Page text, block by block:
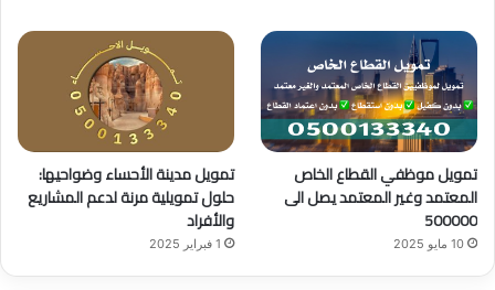
تمويل موظفي القطاع الخاص
المعتمد وغير المعتمد يصل الى
500000
10 مايو 2025
تمويل مدينة الأحساء وضواحيها:
حلول تمويلية مرنة لدعم المشاريع
والأفراد
1 فبراير 2025